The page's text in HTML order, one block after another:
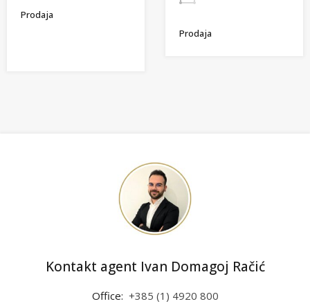
Prodaja
Prodaja
Kontakt agent Ivan Domagoj Račić
Office: +385 (1) 4920 800